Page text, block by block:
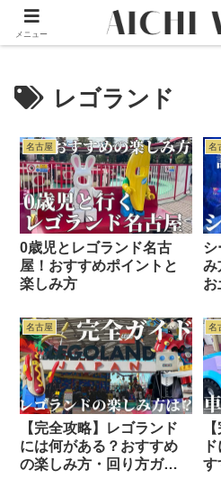
本サイトはプロモーショ
レゴランド
名古屋
0歳児とレゴランド名古
屋！おすすめポイントと
楽しみ方
名
シ
み
お
名古屋
【完全攻略】レゴランド
には何がある？おすすめ
の楽しみ方・回り方ガイ
名
す
メニュー